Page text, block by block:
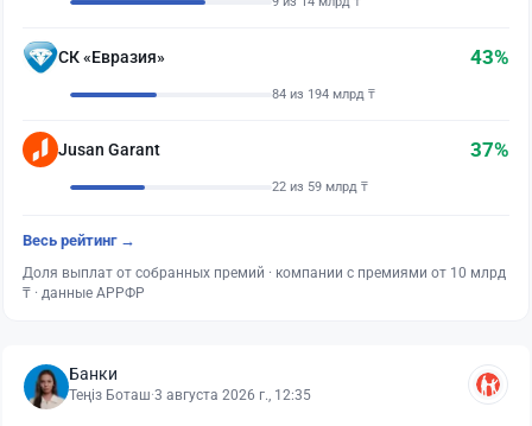
СК «Евразия» 43%
84 из 194 млрд ₸
Jusan Garant 37%
22 из 59 млрд ₸
Весь рейтинг →
Доля выплат от собранных премий · компании с премиями от 10 млрд
₸ · данные АРРФР
Банки
Теңіз Боташ·3 августа 2026 г., 12:35